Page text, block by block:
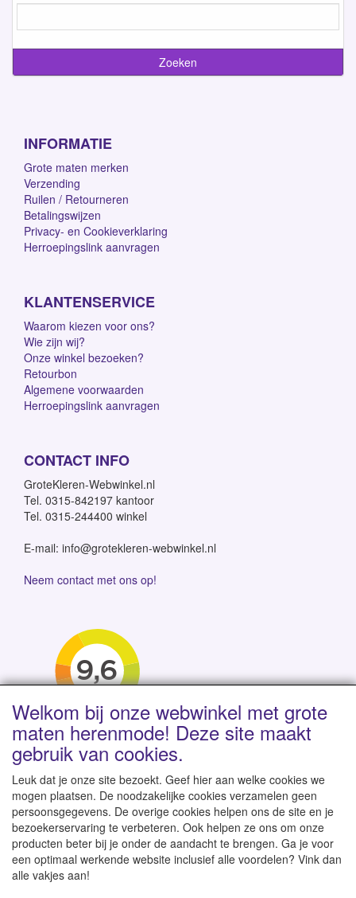
INFORMATIE
Grote maten merken
Verzending
Ruilen / Retourneren
Betalingswijzen
Privacy- en Cookieverklaring
Herroepingslink aanvragen
KLANTENSERVICE
Waarom kiezen voor ons?
Wie zijn wij?
Onze winkel bezoeken?
Retourbon
Algemene voorwaarden
Herroepingslink aanvragen
CONTACT INFO
GroteKleren-Webwinkel.nl
Tel. 0315-842197 kantoor
Tel. 0315-244400 winkel
E-mail: info@grotekleren-webwinkel.nl
Neem contact met ons op!
Levertijd 1-2 werkdagen | Vanaf € 95 gratis verzending
binnen NL | Direct leverbaar uit eigen voorraad
Welkom bij onze webwinkel met grote
maten herenmode! Deze site maakt
gebruik van cookies.
Leuk dat je onze site bezoekt. Geef hier aan welke cookies we
mogen plaatsen. De noodzakelijke cookies verzamelen geen
persoonsgegevens. De overige cookies helpen ons de site en je
bezoekerservaring te verbeteren. Ook helpen ze ons om onze
producten beter bij je onder de aandacht te brengen. Ga je voor
een optimaal werkende website inclusief alle voordelen? Vink dan
alle vakjes aan!